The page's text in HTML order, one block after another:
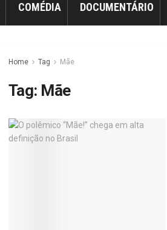
COMÉDIA DOCUMENTÁRIO
Home Tag Mãe
Tag: Mãe